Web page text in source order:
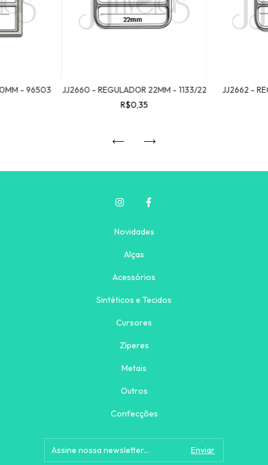
- 96503
JJ2660 - REGULADOR 22MM - 1133/22
R$0,35
JJ2662 -
Novidades
Alças
Acessórios
Sintéticos e Tecidos
Cursores
Zíperes
Metais
Outros
Confecções